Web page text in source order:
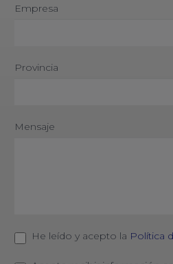
Empresa
Provincia
Mensaje
He leído y acepto la Política